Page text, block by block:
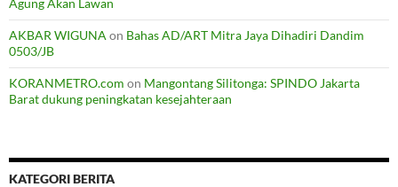
Agung Akan Lawan
AKBAR WIGUNA on Bahas AD/ART Mitra Jaya Dihadiri Dandim
0503/JB
KORANMETRO.com on Mangontang Silitonga: SPINDO Jakarta
Barat dukung peningkatan kesejahteraan
KATEGORI BERITA